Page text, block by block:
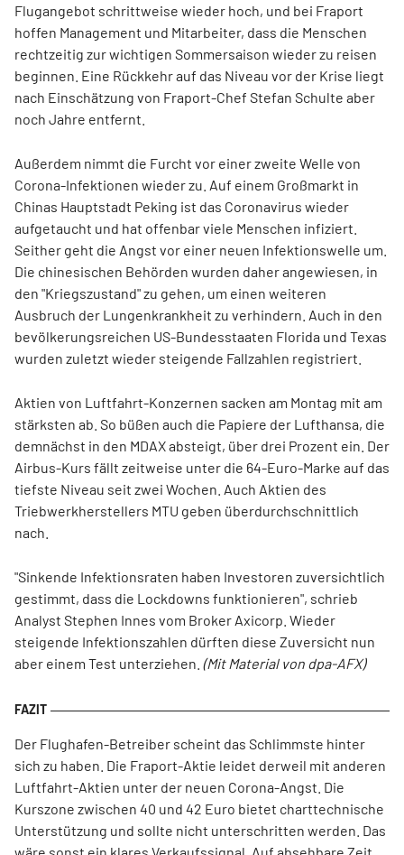
Flugangebot schrittweise wieder hoch, und bei Fraport
hoffen Management und Mitarbeiter, dass die Menschen
rechtzeitig zur wichtigen Sommersaison wieder zu reisen
beginnen. Eine Rückkehr auf das Niveau vor der Krise liegt
nach Einschätzung von Fraport-Chef Stefan Schulte aber
noch Jahre entfernt.
Außerdem nimmt die Furcht vor einer zweite Welle von
Corona-Infektionen wieder zu. Auf einem Großmarkt in
Chinas Hauptstadt Peking ist das Coronavirus wieder
aufgetaucht und hat offenbar viele Menschen infiziert.
Seither geht die Angst vor einer neuen Infektionswelle um.
Die chinesischen Behörden wurden daher angewiesen, in
den "Kriegszustand" zu gehen, um einen weiteren
Ausbruch der Lungenkrankheit zu verhindern. Auch in den
bevölkerungsreichen US-Bundesstaaten Florida und Texas
wurden zuletzt wieder steigende Fallzahlen registriert.
Aktien von Luftfahrt-Konzernen sacken am Montag mit am
stärksten ab. So büßen auch die Papiere der Lufthansa, die
demnächst in den MDAX absteigt, über drei Prozent ein. Der
Airbus-Kurs fällt zeitweise unter die 64-Euro-Marke auf das
tiefste Niveau seit zwei Wochen. Auch Aktien des
Triebwerkherstellers MTU geben überdurchschnittlich
nach.
"Sinkende Infektionsraten haben Investoren zuversichtlich
gestimmt, dass die Lockdowns funktionieren", schrieb
Analyst Stephen Innes vom Broker Axicorp. Wieder
steigende Infektionszahlen dürften diese Zuversicht nun
aber einem Test unterziehen. (Mit Material von dpa-AFX)
Der Flughafen-Betreiber scheint das Schlimmste hinter
sich zu haben. Die Fraport-Aktie leidet derweil mit anderen
Luftfahrt-Aktien unter der neuen Corona-Angst. Die
Kurszone zwischen 40 und 42 Euro bietet charttechnische
Unterstützung und sollte nicht unterschritten werden. Das
wäre sonst ein klares Verkaufssignal. Auf absehbare Zeit